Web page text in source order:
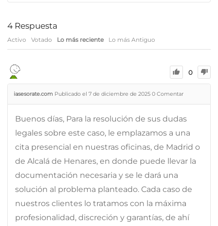
4 Respuesta
Activo Votado Lo más reciente Lo más Antiguo
0
iasesorate.com Publicado el 7 de diciembre de 2025 0 Comentar
Buenos días, Para la resolución de sus dudas
legales sobre este caso, le emplazamos a una
cita presencial en nuestras oficinas, de Madrid o
de Alcalá de Henares, en donde puede llevar la
documentación necesaria y se le dará una
solución al problema planteado. Cada caso de
nuestros clientes lo tratamos con la máxima
profesionalidad, discreción y garantías, de ahí